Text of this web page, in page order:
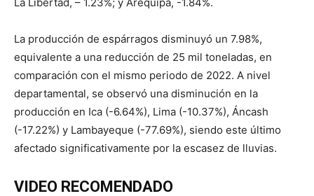
La producción de espárragos disminuyó un 7.98%,
equivalente a una reducción de 25 mil toneladas, en
comparación con el mismo periodo de 2022. A nivel
departamental, se observó una disminución en la
producción en Ica (-6.64%), Lima (-10.37%), Áncash
(-17.22%) y Lambayeque (-77.69%), siendo este último
afectado significativamente por la escasez de lluvias.
VIDEO RECOMENDADO